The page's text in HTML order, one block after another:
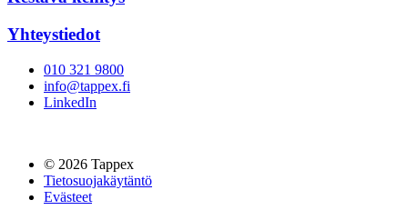
Yhteystiedot
010 321 9800
info@tappex.fi
LinkedIn
© 2026 Tappex
Tietosuojakäytäntö
Evästeet